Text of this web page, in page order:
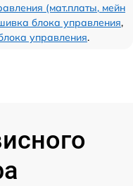
(мат.платы, мейн
блока управления,
управления.